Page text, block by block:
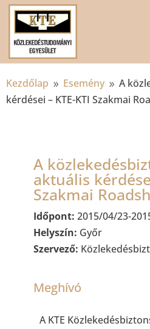
Kezdőlap 9 Esemény 9 A
kérdései – KTE-KTI Szakmai
A
aktuális
Szakmai
Időpont: 2015/04/23-
Helyszín: Győr
Szervező:
Meghívó
A KTE